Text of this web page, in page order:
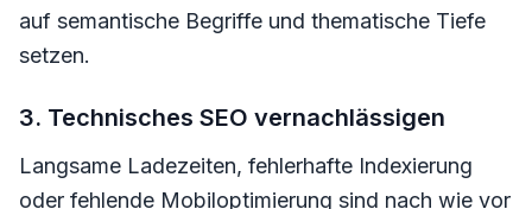
auf semantische Begriffe und thematische Tiefe
setzen.
3. Technisches SEO vernachlässigen
Langsame Ladezeiten, fehlerhafte Indexierung
oder fehlende Mobiloptimierung sind nach wie vor